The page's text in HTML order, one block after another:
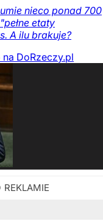
nieco ponad 700
etaty
A ilu brakuje?
na DoRzeczy.pl